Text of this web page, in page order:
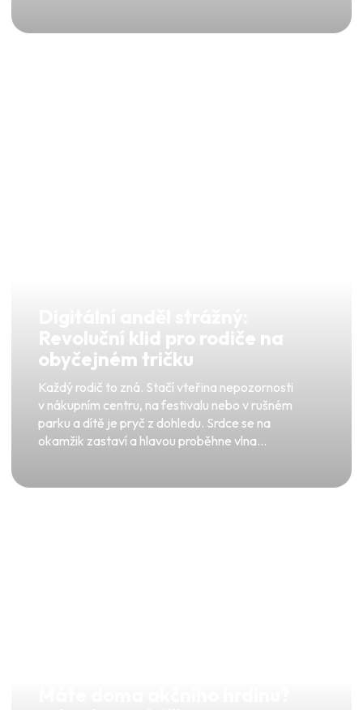
Revoluční klid pro rodiče na
obyčejném tričku
Každý rodič to zná. Stačí vteřina nepozornosti
v nákupním centru, na festivalu nebo v rušném
parku a dítě je pryč z dohledu. Srdce se na
okamžik zastaví a hlavou proběhne vlna...